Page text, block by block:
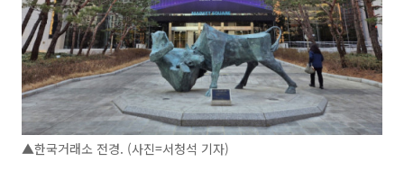
▲한국거래소 전경. (사진=서청석 기자)